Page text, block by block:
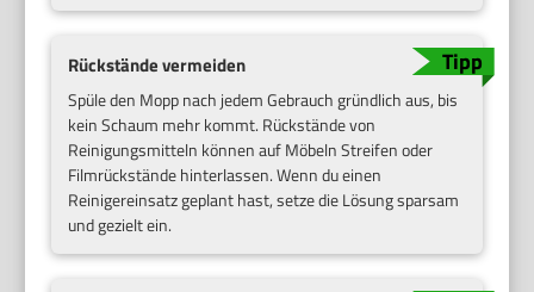
Rückstände vermeiden
Spüle den Mopp nach jedem Gebrauch gründlich aus, bis
kein Schaum mehr kommt. Rückstände von
Reinigungsmitteln können auf Möbeln Streifen oder
Filmrückstände hinterlassen. Wenn du einen
Reinigereinsatz geplant hast, setze die Lösung sparsam
und gezielt ein.